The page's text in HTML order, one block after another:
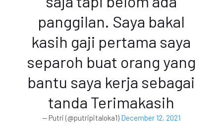
panggilan. Saya bakal
kasih gaji pertama saya
separoh buat orang yang
bantu saya kerja sebagai
tanda Terimakasih
— Putri (@putripitaloka1) December 12, 2021